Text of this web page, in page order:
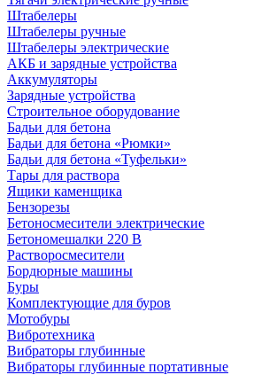
Штабелеры
Штабелеры ручные
Штабелеры электрические
АКБ и зарядные устройства
Аккумуляторы
Зарядные устройства
Строительное оборудование
Бадьи для бетона
Бадьи для бетона «Рюмки»
Бадьи для бетона «Туфельки»
Тары для раствора
Ящики каменщика
Бензорезы
Бетоносмесители электрические
Бетономешалки 220 В
Растворосмесители
Бордюрные машины
Буры
Комплектующие для буров
Мотобуры
Вибротехника
Вибраторы глубинные
Вибраторы глубинные портативные